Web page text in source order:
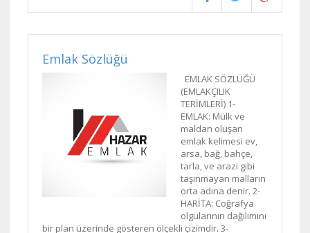
Emlak Sözlüğü
EMLAK SÖZLÜĞÜ
(EMLAKÇILIK
TERİMLERİ) 1-
EMLAK: Mülk ve
maldan oluşan
emlak kelimesi ev,
arsa, bağ, bahçe,
tarla, ve arazi gibi
taşınmayan malların
orta adına denir. 2-
HARİTA: Coğrafya
olgularının dağılımını
bir plan üzerinde gösteren ölçekli çizimdir. 3-